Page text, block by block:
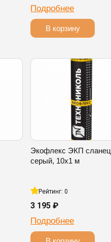
Подробнее
В корзину
Экофлекс ЭКП сланец
серый, 10х1 м
Рейтинг: 0
3 195 ₽
Подробнее